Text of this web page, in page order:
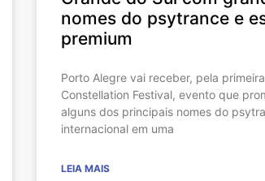
nomes do psytrance e
premium
Porto Alegre vai receber, pela
Constellation Festival, evento que
alguns dos principais nomes do
internacional em uma
LEIA MAIS